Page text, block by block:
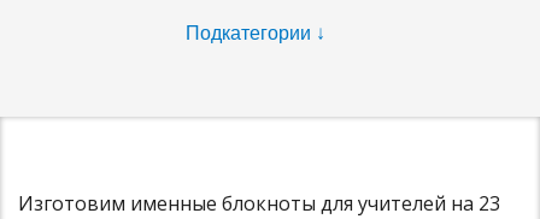
Изготовим именные блокноты для учителей на 23